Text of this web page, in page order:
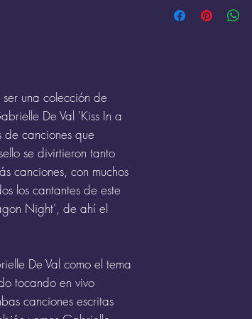
una colección de
De Val 'Kiss In a
de canciones que
se divirtieron tanto
canciones, con muchos
los cantantes de este
Night', de ahí el
De Val como el tema
tocando en vivo
canciones escritas
Asegúrese de
los Términos de Uso